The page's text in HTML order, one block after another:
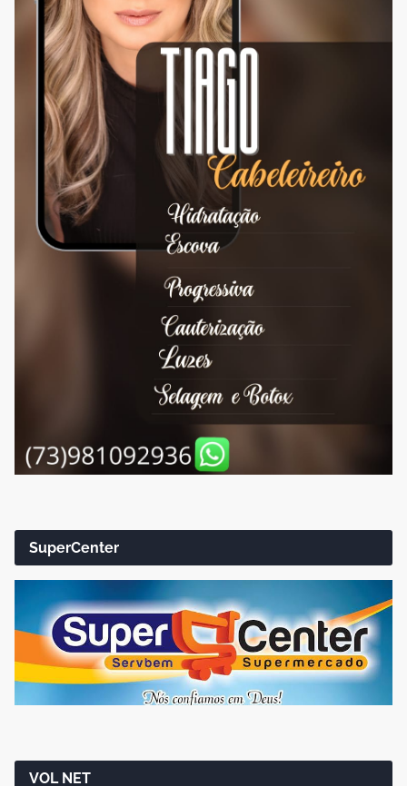
SuperCenter
VOL NET